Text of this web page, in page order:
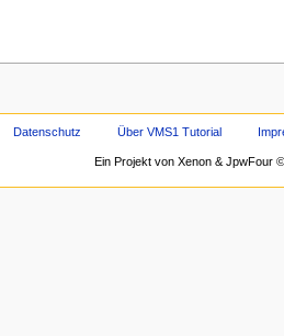
Datenschutz Über VMS1 Tutorial
Ein Projekt von Xenon & JpwFour